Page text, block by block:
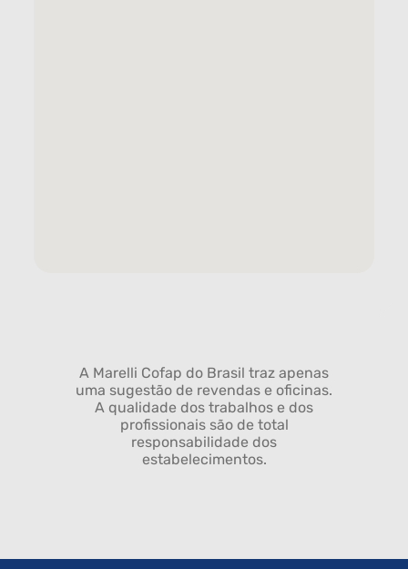
A Marelli Cofap do Brasil traz apenas
uma sugestão de revendas e oficinas.
A qualidade dos trabalhos e dos
profissionais são de total
responsabilidade dos
estabelecimentos.